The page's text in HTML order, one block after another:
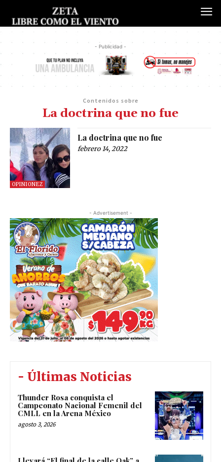
- Publicidad -
Contenidos sobre
La doctrina que no fue
OPINIONEZ
La doctrina que no fue
febrero 14, 2022
- Advertisement -
- Últimas Noticias
Thunder Rosa conquista el
Campeonato Nacional Femenil del
CMLL en la Arena México
agosto 3, 2026